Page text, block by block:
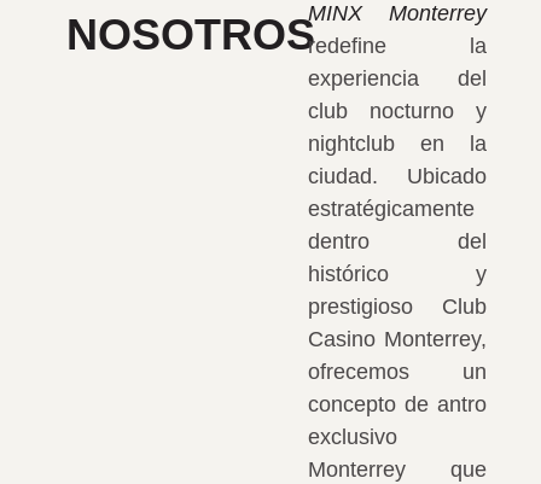
NOSOTROSMINX Monterrey
redefine la
experiencia del
club nocturno y
nightclub en la
ciudad. Ubicado
estratégicamente
dentro del
histórico y
prestigioso Club
Casino Monterrey,
ofrecemos un
concepto de antro
exclusivo
Monterrey que